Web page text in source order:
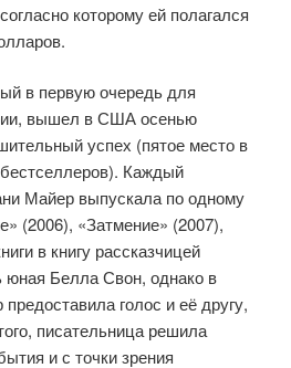
которому ей полагался
в первую очередь для
вышел в США осенью
успех (пятое место в
Каждый
Майер выпускала по одному
(2006), «Затмение» (2007),
в книгу рассказчицей
юная Белла Свон, однако в
голос и её другу,
писательница решила
и с точки зрения